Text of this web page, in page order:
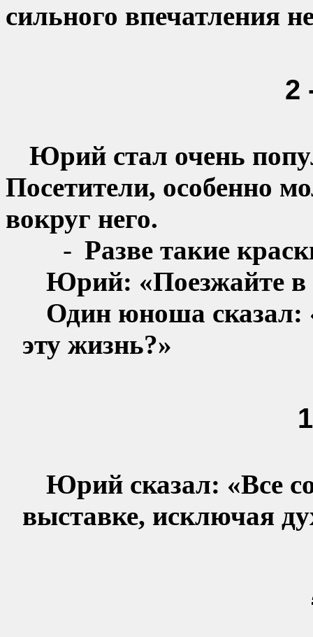
сильного впечатления
2
Юрий стал очень
Посетители, особенно
вокруг него.
- Разве такие
Юрий: «Поезжайте в
Один юноша сказал:
эту жизнь?»
Юрий сказал: «Все
выставке, исключая